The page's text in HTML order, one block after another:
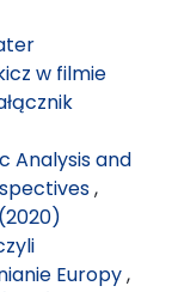
w filmie
Analysis and
,
Europy,